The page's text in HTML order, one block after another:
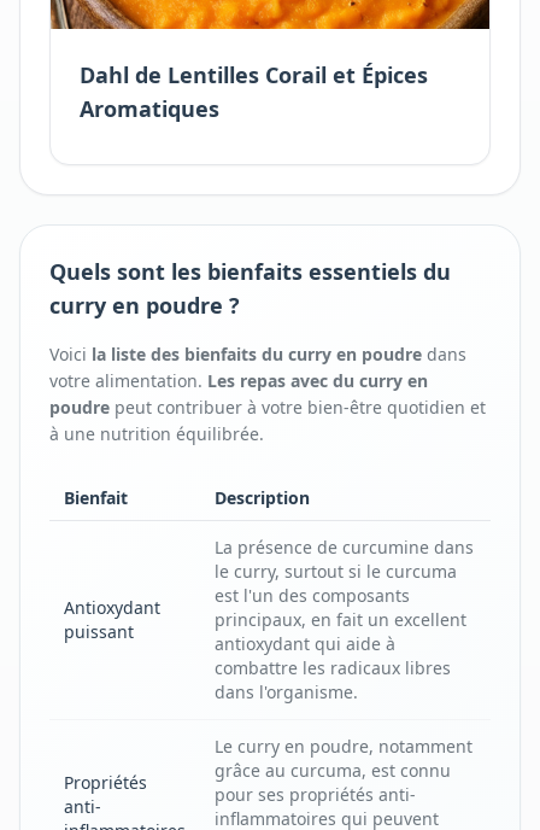
Dahl de Lentilles Corail et Épices
Aromatiques
Quels sont les bienfaits essentiels du
curry en poudre ?
Voici la liste des bienfaits du curry en poudre dans
votre alimentation. Les repas avec du curry en
poudre peut contribuer à votre bien-être quotidien et
à une nutrition équilibrée.
Bienfait Description
Antioxydant
puissant
La présence de curcumine dans
le curry, surtout si le curcuma
est l'un des composants
principaux, en fait un excellent
antioxydant qui aide à
combattre les radicaux libres
dans l'organisme.
Propriétés
anti-
Le curry en poudre, notamment
grâce au curcuma, est connu
pour ses propriétés anti-
inflammatoires qui peuvent